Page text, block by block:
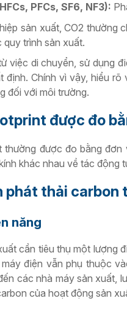
PFCs, SF6, NF3):
sản xuất, CO2 thường
trình sản xuất.
việc di chuyển, sử dụng
định. Chính vì vậy, hiểu
đối với môi trường.
được đo
thường được đo bằng
khác nhau về tác động
phát thải carbon
năng
cần tiêu thụ một lượng
điện vẫn phụ thuộc
các nhà máy sản xuất,
của hoạt động sản